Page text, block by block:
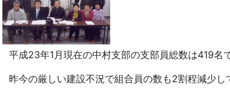
平成23年1月現在の中村支部の支部員総数は419名で
昨今の厳しい建設不況で組合員の数も2割程減少し